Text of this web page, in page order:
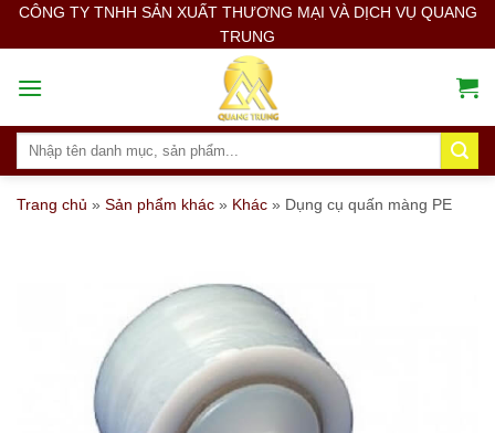
SkipCÔNG TY TNHH SẢN XUẤT THƯƠNG MẠI VÀ DỊCH VỤ QUANG
TRUNG
Search
Trang chủ » Sản phẩm khác » Khác » Dụng cụ quấn màng PE